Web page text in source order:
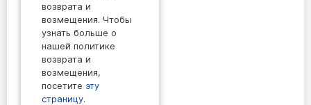
возврата и
возмещения. Чтобы
узнать больше о
нашей политике
возврата и
возмещения,
посетите эту
страницу.